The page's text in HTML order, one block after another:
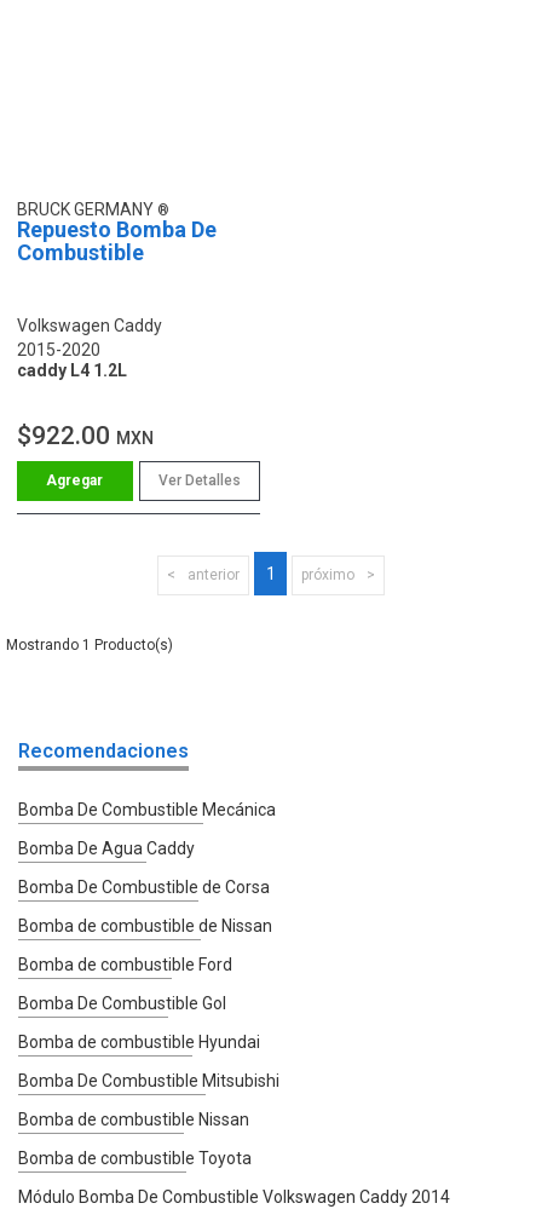
BRUCK GERMANY
Repuesto Bomba De
Combustible
Volkswagen Caddy
2015-2020
caddy L4 1.2L
$922.00 MXN
Ver Detalles
anterior 1 próximo
1
Recomendaciones
Bomba De Combustible Mecánica
Bomba De Agua Caddy
Bomba De Combustible de Corsa
Bomba de combustible de Nissan
Bomba de combustible Ford
Bomba De Combustible Gol
Bomba de combustible Hyundai
Bomba De Combustible Mitsubishi
Bomba de combustible Nissan
Bomba de combustible Toyota
Módulo Bomba De Combustible Volkswagen Caddy 2014